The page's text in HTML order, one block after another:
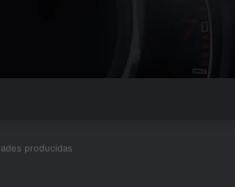
producidas